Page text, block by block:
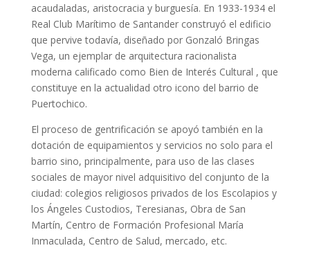
acaudaladas, aristocracia y burguesía. En 1933-1934 el
Real Club Marítimo de Santander construyó el edificio
que pervive todavía, diseñado por Gonzaló Bringas
Vega, un ejemplar de arquitectura racionalista
moderna calificado como Bien de Interés Cultural , que
constituye en la actualidad otro icono del barrio de
Puertochico.
El proceso de gentrificación se apoyó también en la
dotación de equipamientos y servicios no solo para el
barrio sino, principalmente, para uso de las clases
sociales de mayor nivel adquisitivo del conjunto de la
ciudad: colegios religiosos privados de los Escolapios y
los Ángeles Custodios, Teresianas, Obra de San
Martín, Centro de Formación Profesional María
Inmaculada, Centro de Salud, mercado, etc.